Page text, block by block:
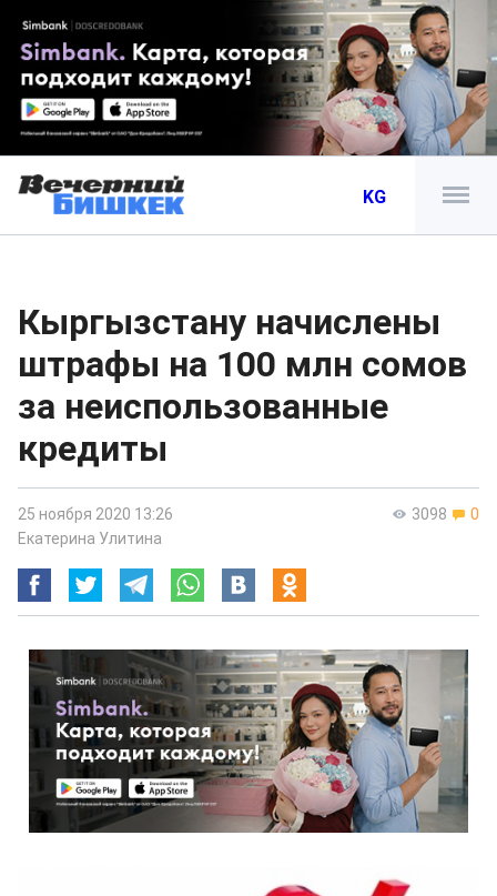
KG
Кыргызстану начислены
штрафы на 100 млн сомов
за неиспользованные
кредиты
3098 0
25 ноября 2020 13:26
Екатерина Улитина